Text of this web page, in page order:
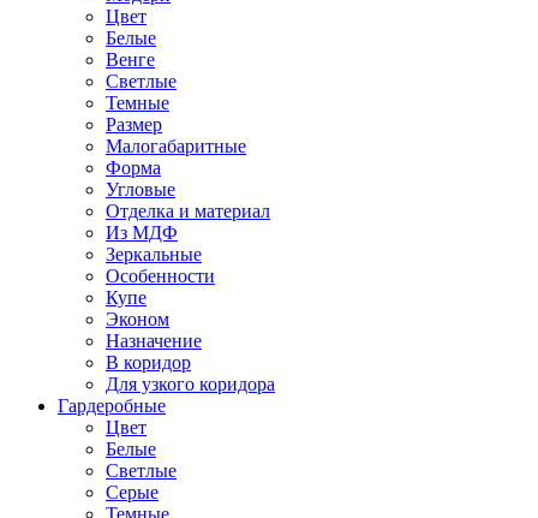
Цвет
Белые
Венге
Светлые
Темные
Размер
Малогабаритные
Форма
Угловые
Отделка и материал
Из МДФ
Зеркальные
Особенности
Купе
Эконом
Назначение
В коридор
Для узкого коридора
Гардеробные
Цвет
Белые
Светлые
Серые
Темные